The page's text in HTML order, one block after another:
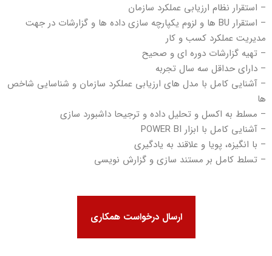
– استقرار نظام ارزیابی عملکرد سازمان
– استقرار BU ها و لزوم یکپارچه سازی داده ها و گزارشات در جهت
مدیریت عملکرد کسب و کار
– تهیه گزارشات دوره ای و صحیح
– دارای حداقل سه سال تجربه
– آشنایی کامل با مدل های ارزیابی عملکرد سازمان و شناسایی شاخص
ها
– مسلط به اکسل و تحلیل داده و ترجیحا داشبورد سازی
– آشنایی کامل با ابزار POWER BI
– با انگیزه، پویا و علاقند به یادگیری
– تسلط کامل بر مستند سازی و گزارش نویسی
ارسال درخواست همکاری